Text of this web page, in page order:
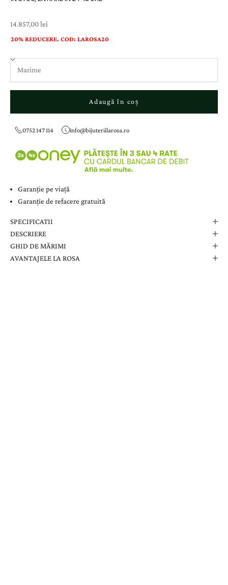
Preț cu reducere
14.857,00 lei
20% REDUCERE. COD: LAROSA20
Adaugă în coș
0752 147 114 info@bijuteriilarosa.ro
Garanție pe viață
Garanție de refacere gratuită
SPECIFICATII
DESCRIERE
GHID DE MĂRIMI
AVANTAJELE LA ROSA